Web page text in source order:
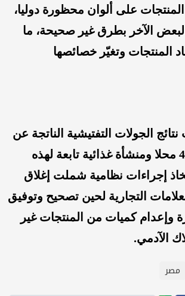
على ألوان محظورة دوليا،
الآخر بطرق غير صحيحة، ما
المنتجات وتغيّر خصائصها
الجولات التفتيشية الناتجة عن
زيارة أكثر من 47 محلا ومنشأة غذائية تابعة لهذه
إجراءات نظامية شملت إغلاق
التجارية لحين تصحيح وتوفيق
وإعدام كميات من المنتجات غير
الآدمي.
مصر